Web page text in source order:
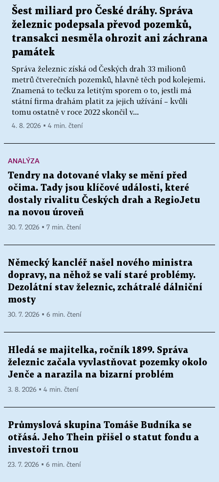
Šest miliard pro České dráhy. Správa
železnic podepsala převod pozemků,
transakci nesměla ohrozit ani záchrana
památek
Správa železnic získá od Českých drah 33 milionů
metrů čtverečních pozemků, hlavně těch pod kolejemi.
Znamená to tečku za letitým sporem o to, jestli má
státní firma drahám platit za jejich užívání – kvůli
tomu ostatně v roce 2022 skončil v...
4. 8. 2026 ▪ 4 min. čtení
ANALÝZA
Tendry na dotované vlaky se mění před
očima. Tady jsou klíčové události, které
dostaly rivalitu Českých drah a RegioJetu
na novou úroveň
30. 7. 2026 ▪ 7 min. čtení
Německý kancléř našel nového ministra
dopravy, na něhož se valí staré problémy.
Dezolátní stav železnic, zchátralé dálniční
mosty
30. 7. 2026 ▪ 6 min. čtení
Hledá se majitelka, ročník 1899. Správa
železnic začala vyvlastňovat pozemky okolo
Jenče a narazila na bizarní problém
3. 8. 2026 ▪ 4 min. čtení
Průmyslová skupina Tomáše Budníka se
otřásá. Jeho Thein přišel o statut fondu a
investoři trnou
23. 7. 2026 ▪ 6 min. čtení